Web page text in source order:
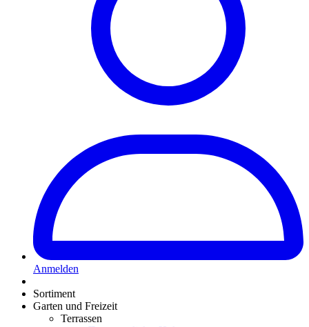
Anmelden
Sortiment
Garten und Freizeit
Terrassen